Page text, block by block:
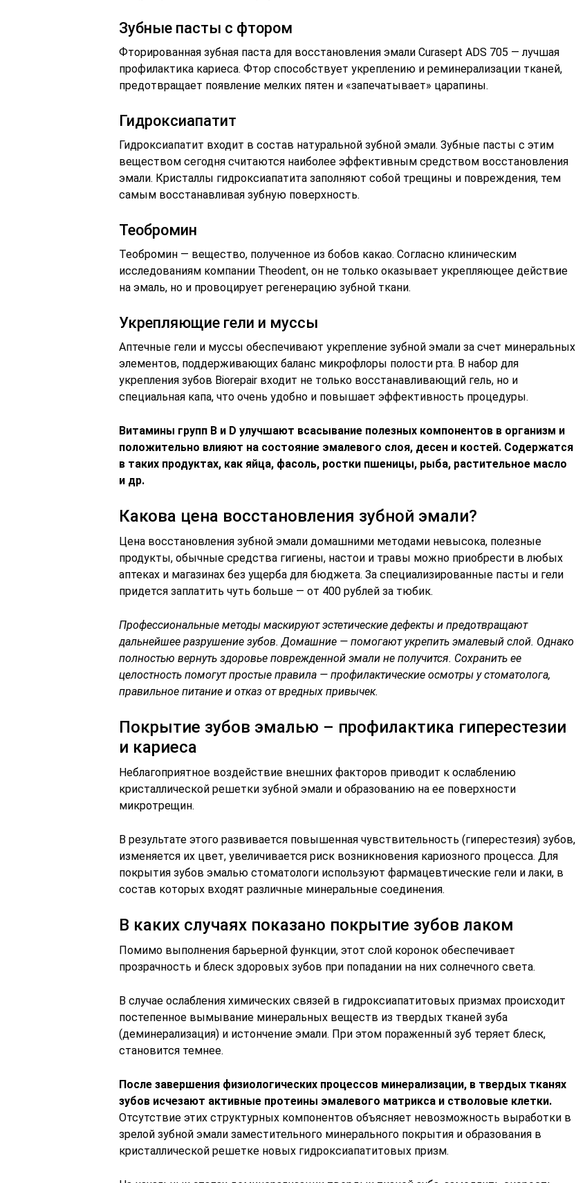
Зубные пасты с фтором
Фторированная зубная паста для восстановления эмали Curasept ADS 705 — лучшая
профилактика кариеса. Фтор способствует укреплению и реминерализации тканей,
предотвращает появление мелких пятен и «запечатывает» царапины.
Гидроксиапатит
Гидроксиапатит входит в состав натуральной зубной эмали. Зубные пасты с этим
веществом сегодня считаются наиболее эффективным средством восстановления
эмали. Кристаллы гидроксиапатита заполняют собой трещины и повреждения, тем
самым восстанавливая зубную поверхность.
Теобромин
Теобромин — вещество, полученное из бобов какао. Согласно клиническим
исследованиям компании Theodent, он не только оказывает укрепляющее действие
на эмаль, но и провоцирует регенерацию зубной ткани.
Укрепляющие гели и муссы
Аптечные гели и муссы обеспечивают укрепление зубной эмали за счет минеральных
элементов, поддерживающих баланс микрофлоры полости рта. В набор для
укрепления зубов Biorepair входит не только восстанавливающий гель, но и
специальная капа, что очень удобно и повышает эффективность процедуры.
Витамины групп В и D улучшают всасывание полезных компонентов в организм и
положительно влияют на состояние эмалевого слоя, десен и костей. Содержатся
в таких продуктах, как яйца, фасоль, ростки пшеницы, рыба, растительное масло
и др.
Какова цена восстановления зубной эмали?
Цена восстановления зубной эмали домашними методами невысока, полезные
продукты, обычные средства гигиены, настои и травы можно приобрести в любых
аптеках и магазинах без ущерба для бюджета. За специализированные пасты и гели
придется заплатить чуть больше — от 400 рублей за тюбик.
Профессиональные методы маскируют эстетические дефекты и предотвращают
дальнейшее разрушение зубов. Домашние — помогают укрепить эмалевый слой. Однако
полностью вернуть здоровье поврежденной эмали не получится. Сохранить ее
целостность помогут простые правила — профилактические осмотры у стоматолога,
правильное питание и отказ от вредных привычек.
Покрытие зубов эмалью – профилактика гиперестезии
и кариеса
Неблагоприятное воздействие внешних факторов приводит к ослаблению
кристаллической решетки зубной эмали и образованию на ее поверхности
микротрещин.
В результате этого развивается повышенная чувствительность (гиперестезия) зубов,
изменяется их цвет, увеличивается риск возникновения кариозного процесса. Для
покрытия зубов эмалью стоматологи используют фармацевтические гели и лаки, в
состав которых входят различные минеральные соединения.
В каких случаях показано покрытие зубов лаком
Помимо выполнения барьерной функции, этот слой коронок обеспечивает
прозрачность и блеск здоровых зубов при попадании на них солнечного света.
В случае ослабления химических связей в гидроксиапатитовых призмах происходит
постепенное вымывание минеральных веществ из твердых тканей зуба
(деминерализация) и истончение эмали. При этом пораженный зуб теряет блеск,
становится темнее.
После завершения физиологических процессов минерализации, в твердых тканях
зубов исчезают активные протеины эмалевого матрикса и стволовые клетки.
Отсутствие этих структурных компонентов объясняет невозможность выработки в
зрелой зубной эмали заместительного минерального покрытия и образования в
кристаллической решетке новых гидроксиапатитовых призм.